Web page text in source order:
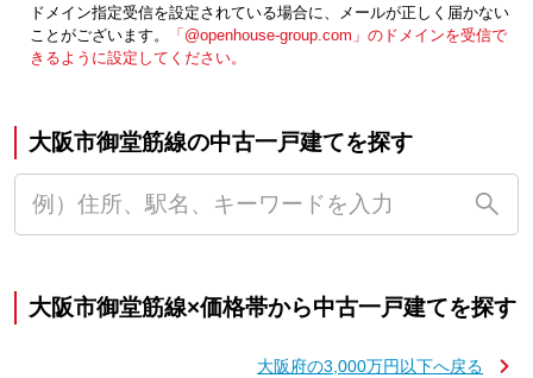
ドメイン指定受信を設定されている場合に、メールが正しく届かない
ことがございます。
「@openhouse-group.com」のドメインを受信で
きるように設定してください。
大阪市御堂筋線の中古一戸建てを探す
大阪市御堂筋線×価格帯から中古一戸建てを探す
大阪府の3,000万円以下へ戻る